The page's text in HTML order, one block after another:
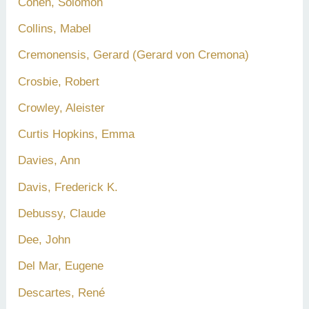
Collins, Mabel
Cremonensis, Gerard (Gerard von Cremona)
Crosbie, Robert
Crowley, Aleister
Curtis Hopkins, Emma
Davies, Ann
Davis, Frederick K.
Debussy, Claude
Dee, John
Del Mar, Eugene
Descartes, René